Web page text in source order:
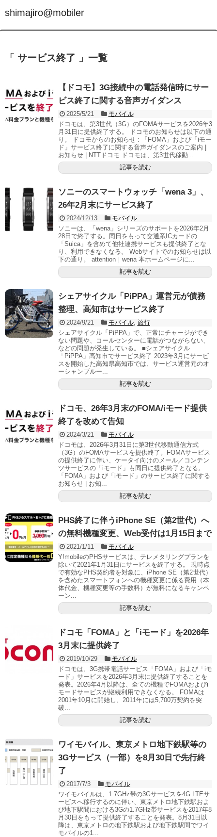
shimajiro@mobiler
「 サービス終了 」一覧
【ドコモ】3G接続中の電話発信時にサー
ビス終了に関する音声ガイダンス
2025/5/21
モバイル
ドコモは、第3世代（3G）のFOMAサービスを2026年3
月31日に提供終了する。 ドコモのお知らせは以下の通
り。 ドコモからのお知らせ : 「FOMA」および「iモー
ド」サービス終了に関する音声ガイダンスのご案内 |
お知らせ | NTTドコモ ドコモは、第3世代移動...
記事を読む
ソニーのスマートウォッチ「wena 3」、
26年2月末にサービス終了
2024/12/13
モバイル
ソニーは、「wena」シリーズのサポートを2026年2月
28日で終了する。同日をもって交通系ICカードの
「Suica」を含めて他社連携サービスも提供終了とな
り、利用できなくなる。 Webサイトでのお知らせは以
下の通り。 attention｜wena 本ホームページに...
記事を読む
シェアサイクル「PiPPA」運営元が債務
整理、高知市はサービス終了
2024/9/21 モバイル, 旅行
シェアサイクル「PiPPA」で、正常にチャージができ
ない問題や、コールセンターに電話がつながらない、
などの問題が発生している。 ■シェアサイクル
「PiPPA」高知市でサービス終了 2023年3月にサービ
スを開始した高知県高知市では、サービス運営元のオ
ーシャンブルー...
記事を読む
ドコモ、26年3月末のFOMA/iモード提供
終了を改めて告知
2024/3/21
モバイル
ドコモは、2026年3月31日に第3世代移動通信方式
（3G）のFOMAサービスを提供終了。FOMAサービス
の提供終了に伴い、ケータイ向けのメール／コンテン
ツサービスの「iモード」も同日に提供終了となる。
「FOMA」および「iモード」のサービス終了に関する
お知らせ | お知...
記事を読む
PHS終了に伴うiPhone SE（第2世代）へ
の無料機種変更、Web受付は1月15日まで
2021/1/11
モバイル
Y!mobileのPHSサービスは、テレメタリングプランを
除いて2021年1月31日にサービスを終了する。 現時点
で有効なPHS契約者を対象に、iPhone SE（第2世代）
を含めたスマートフォンへの機種変更に係る費用（本
体代金、機種変更等の手数料）が無料になるキャンペ
ーン...
記事を読む
ドコモ「FOMA」と「iモード」を2026年
3月末に提供終了
2019/10/29
モバイル
ドコモは、3G携帯電話サービス「FOMA」および「iモ
ード」サービスを2026年3月末に提供終了することを
発表。2026年4月以降は、全ての機種でFOMAおよびi
モードサービスが継続利用できなくなる。 FOMAは
2001年10月に開始し、2011年には5,700万契約を突
破...
記事を読む
ワイモバイル、東京メトロ地下鉄駅等の
3Gサービス（一部）を8月30日で先行終
了
2017/7/3
モバイル
ワイモバイルは、1.7GHz帯の3Gサービスを4G LTEサ
ービスへ移行するのに伴い、東京メトロ地下鉄駅およ
び地下駅間における3Gの1.7GHz帯サービスを2017年8
月30日をもって提供終了することを発表。8月31日以
降は、東京メトロの地下鉄駅および地下鉄駅間でワイ
モバイルの1...